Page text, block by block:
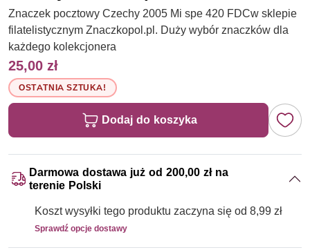
Znaczek pocztowy Czechy 2005 Mi spe 420 FDCw sklepie
filatelistycznym Znaczkopol.pl. Duży wybór znaczków dla
każdego kolekcjonera
25,00 zł
OSTATNIA SZTUKA!
Dodaj do koszyka
Darmowa dostawa już od 200,00 zł na
terenie Polski
Koszt wysyłki tego produktu zaczyna się od 8,99 zł
Sprawdź opcje dostawy